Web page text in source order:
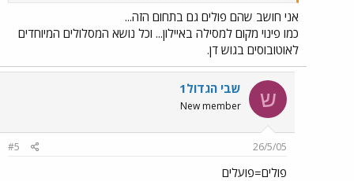
אני חושב שהם פולים גם בתחום הזה...
כמו פינוי מקום למסילה באיילון... וכל נושא המסלולים המיוחדים
לאוטובוסים בגוש דן.
ש שבי הגדול1
New member
26/5/05
#5
פולים=פועלים